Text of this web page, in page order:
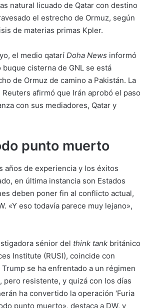
natural licuado de Qatar con destino
el estrecho de Ormuz, según
de materias primas Kpler.
el medio qatarí Doha News informó
cisterna de GNL se está
de Ormuz de camino a Pakistán. La
afirmó que Irán aprobó el paso
con sus mediadores, Qatar y
punto muerto
años de experiencia y los éxitos
en última instancia son Estados
deben poner fin al conflicto actual,
«Y eso todavía parece muy lejano»,
sénior del think tank británico
Institute (RUSI), coincide con
Trump se ha enfrentado a un régimen
pero resistente, y quizá con los días
ha convertido la operación ‘Furia
punto muerto», destaca a DW, y